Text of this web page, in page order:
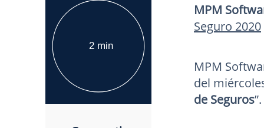
2 min
MPM
Seguro 2020
MPM
del
de Seguros”.